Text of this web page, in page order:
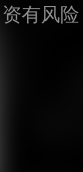
资有风